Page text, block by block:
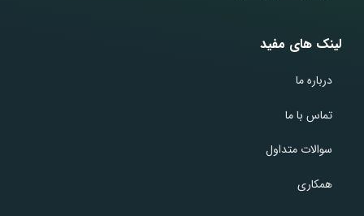
لینک های مفید
درباره ما
تماس با ما
سوالات متداول
همکاری